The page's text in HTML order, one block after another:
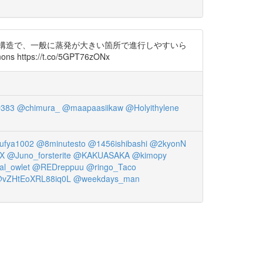
で、一般に蒸発が大きい箇所で進行しやすいら
https://t.co/5GPT76zONx
@chimura_ @maapaasiikaw @Holyithylene
@8minutesto @1456ishibashi @2kyonN
@Juno_forsterite @KAKUASAKA @kimopy
@REDreppuu @ringo_Taco
@weekdays_man